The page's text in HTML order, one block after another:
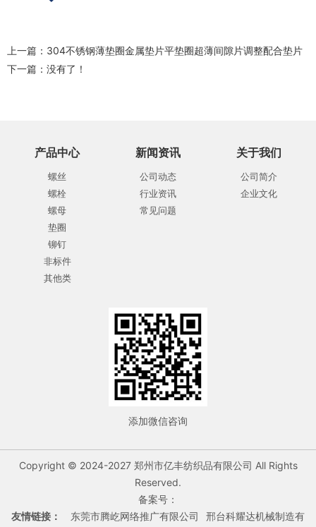
上一篇： 304不锈钢薄垫圈金属垫片平垫圈超薄间隙片调整配合垫片
下一篇：没有了！
产品中心
螺丝
螺栓
螺母
垫圈
铆钉
非标件
其他类
新闻资讯
公司动态
行业资讯
常见问题
关于我们
公司简介
企业文化
添加微信咨询
Copyright © 2024-2027 郑州市亿丰纺织品有限公司 All Rights
Reserved.
备案号：
友情链接：
东莞市腾屹网络推广有限公司
邢台科耀达机械制造有